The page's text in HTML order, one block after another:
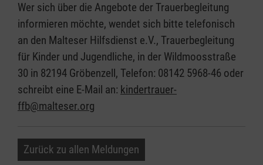
Wer sich über die Angebote der Trauerbegleitung
informieren möchte, wendet sich bitte telefonisch
an den Malteser Hilfsdienst e.V., Trauerbegleitung
für Kinder und Jugendliche, in der Wildmoosstraße
30 in 82194 Gröbenzell, Telefon: 08142 5968-46 oder
schreibt eine E-Mail an: kindertrauer-
ffb@malteser.org
Zurück zu allen Meldungen